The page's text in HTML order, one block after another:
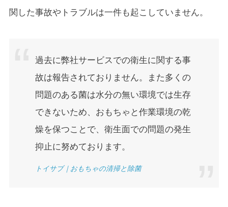
関した事故やトラブルは一件も起こしていません。
過去に弊社サービスでの衛生に関する事
故は報告されておりません。また多くの
問題のある菌は水分の無い環境では生存
できないため、おもちゃと作業環境の乾
燥を保つことで、衛生面での問題の発生
抑止に努めております。
トイサブ｜おもちゃの清掃と除菌